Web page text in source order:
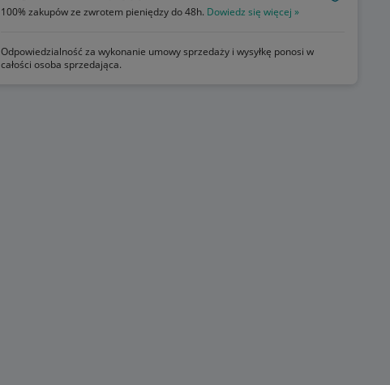
100% zakupów ze zwrotem pieniędzy do 48h. Dowiedz się więcej »
Odpowiedzialność za wykonanie umowy sprzedaży i wysyłkę ponosi w
całości osoba sprzedająca.